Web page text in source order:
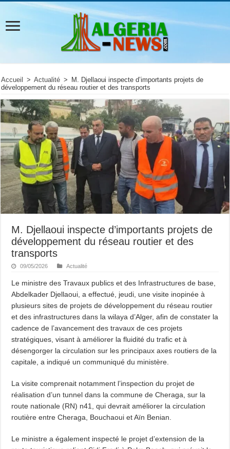
Accueil > Actualité >
M. Djellaoui inspecte d’importants projets de
développement du réseau routier et des transports
M. Djellaoui inspecte d’importants projets de
développement du réseau routier et des
transports
09/05/2026 Actualité
Le ministre des Travaux publics et des Infrastructures de base,
Abdelkader Djellaoui, a effectué, jeudi, une visite inopinée à
plusieurs sites de projets de développement du réseau routier
et des infrastructures dans la wilaya d’Alger, afin de constater la
cadence de l’avancement des travaux de ces projets
stratégiques, visant à améliorer la fluidité du trafic et à
désengorger la circulation sur les principaux axes routiers de la
capitale, a indiqué un communiqué du ministère.
La visite comprenait notamment l’inspection du projet de
réalisation d’un tunnel dans la commune de Cheraga, sur la
route nationale (RN) n41, qui devrait améliorer la circulation
routière entre Cheraga, Bouchaoui et Aïn Benian.
Le ministre a également inspecté le projet d’extension de la